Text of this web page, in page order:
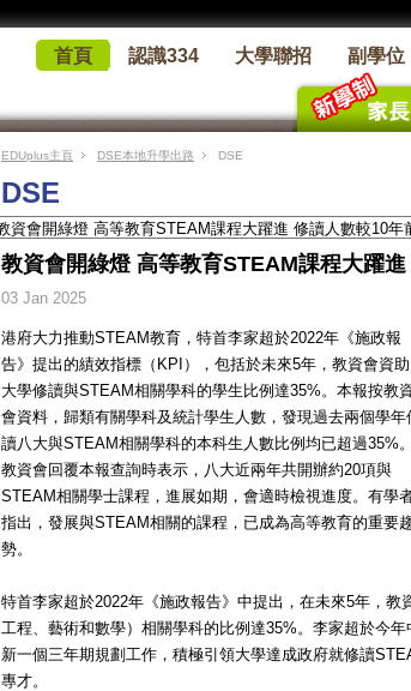
首頁 認識334 大學聯招 副學位
EDUplus主頁 DSE本地升學出路 DSE
DSE
教資會開綠燈 高等教育STEAM課程大躍
03 Jan 2025
港府大力推動STEAM教育，特首李家超於2022年《施政報
告》提出的績效指標（KPI），包括於未來5年，教資會資助
大學修讀與STEAM相關學科的學生比例達35%。本報按教
會資料，歸類有關學科及統計學生人數，發現過去兩個學年
讀八大與STEAM相關學科的本科生人數比例均已超過35%。
教資會回覆本報查詢時表示，八大近兩年共開辦約20項與
STEAM相關學士課程，進展如期，會適時檢視進度。有學
指出，發展與STEAM相關的課程，已成為高等教育的重要
勢。
特首李家超於2022年《施政報告》中提出，在未來5年，教
工程、藝術和數學）相關學科的比例達35%。李家超於今
新一個三年期規劃工作，積極引領大學達成政府就修讀
專才。